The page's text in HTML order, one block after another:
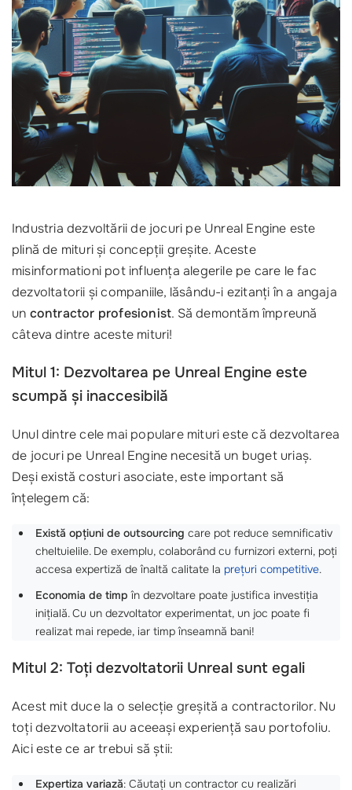
Industria dezvoltării de jocuri pe Unreal Engine este
plină de mituri și concepții greșite. Aceste
misinformationi pot influența alegerile pe care le fac
dezvoltatorii și companiile, lăsându-i ezitanți în a angaja
un contractor profesionist. Să demontăm împreună
câteva dintre aceste mituri!
Mitul 1: Dezvoltarea pe Unreal Engine este
scumpă și inaccesibilă
Unul dintre cele mai populare mituri este că dezvoltarea
de jocuri pe Unreal Engine necesită un buget uriaș.
Deși există costuri asociate, este important să
înțelegem că:
Există opțiuni de outsourcing care pot reduce semnificativ
cheltuielile. De exemplu, colaborând cu furnizori externi, poți
accesa expertiză de înaltă calitate la prețuri competitive.
Economia de timp în dezvoltare poate justifica investiția
inițială. Cu un dezvoltator experimentat, un joc poate fi
realizat mai repede, iar timp înseamnă bani!
Mitul 2: Toți dezvoltatorii Unreal sunt egali
Acest mit duce la o selecție greșită a contractorilor. Nu
toți dezvoltatorii au aceeași experiență sau portofoliu.
Aici este ce ar trebui să știi:
Expertiza variază: Căutați un contractor cu realizări